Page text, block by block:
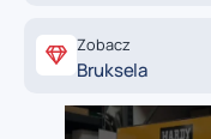
Zobacz
Bruksela